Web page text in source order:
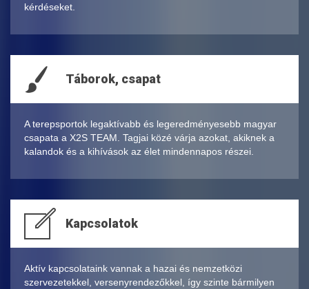
kérdéseket.
Táborok, csapat
A terepsportok legaktívabb és legeredményesebb magyar
csapata a X2S TEAM. Tagjai közé várja azokat, akiknek a
kalandok és a kihívások az élet mindennapos részei.
Kapcsolatok
Aktív kapcsolataink vannak a hazai és nemzetközi
szervezetekkel, versenyrendezőkkel, így szinte bármilyen